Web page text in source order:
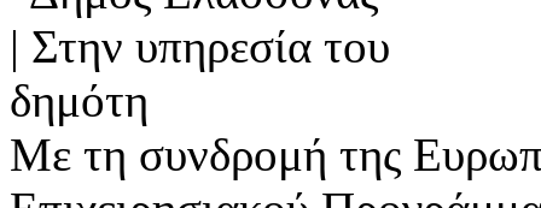
Με τη συνδρομή της